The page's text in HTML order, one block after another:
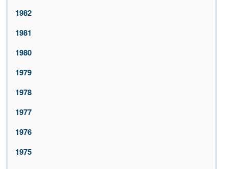
1982
1981
1980
1979
1978
1977
1976
1975